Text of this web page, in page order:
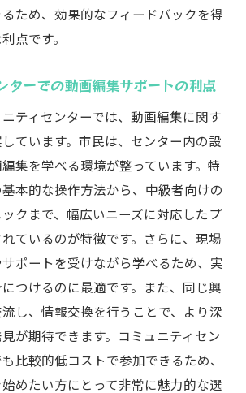
でのコラボレーションプロジェク
性
門家と連携するメリット
に特化した動画編集のトレンド
への貢献を考えた編集スタイル
市で動画編集を学ぶ際の注意点と
陥りやすいミスとその防止策
の効率を上げるための工夫
けるためのモチベーション維持法
服するための実践的アドバイス
の課題とその対処法
における著作権の注意点
ため、効果的なフィードバックを得
点です。
ターでの動画編集サポートの利点
ティセンターでは、動画編集に関す
ています。市民は、センター内の設
集を学べる環境が整っています。特
本的な操作方法から、中級者向けの
クまで、幅広いニーズに対応したプ
ているのが特徴です。さらに、現場
ポートを受けながら学べるため、実
つけるのに最適です。また、同じ興
し、情報交換を行うことで、より深
が期待できます。コミュニティセン
比較的低コストで参加できるため、
めたい方にとって非常に魅力的な選